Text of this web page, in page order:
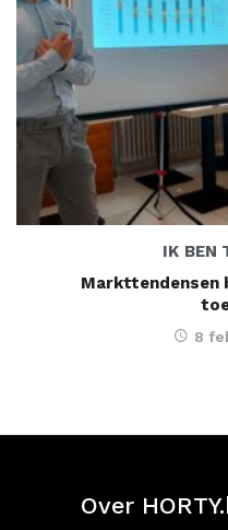
IK BEN
Markttendensen
8
Over